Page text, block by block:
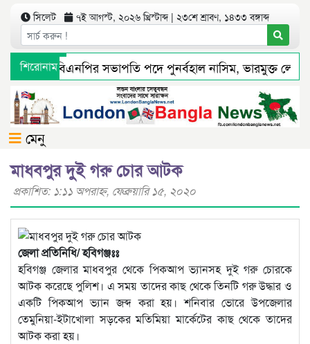
সিলেট ৭ই আগস্ট, ২০২৬ খ্রিস্টাব্দ | ২৩শে শ্রাবণ, ১৪৩৩ বঙ্গাব্দ
শিরোনাম
মহানগর বিএনপির সভাপতি পদে পুনর্বহাল নাসিম, ভারমুক্ত লোদী
সংবাদ প্রকাশের পর সিলেট টিটিসির প্রতারক ড্রাইভার বিল্লাল
মেনু
মাধবপুর দুই গরু চোর আটক
প্রকাশিত: ১:১১ অপরাহ্ণ, ফেব্রুয়ারি ১৫, ২০২০
জেলা প্রতিনিধি/ হবিগঞ্জঃঃ
হবিগঞ্জ জেলার মাধবপুর থেকে পিকআপ ভ্যানসহ দুই গরু চোরকে
আটক করেছে পুলিশ। এ সময় তাদের কাছ থেকে তিনটি গরু উদ্ধার ও
একটি পিকআপ ভ্যান জব্দ করা হয়। শনিবার ভোরে উপজেলার
তেমুনিয়া-ইটাখোলা সড়কের মতিমিয়া মার্কেটের কাছ থেকে তাদের
আটক করা হয়।